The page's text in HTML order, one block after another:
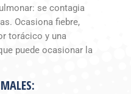
se contagia
Ocasiona fiebre,
torácico y una
puede ocasionar la